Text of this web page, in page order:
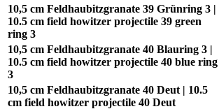
10,5 cm Feldhaubitzgranate 39 Grünring 3 |
10.5 cm field howitzer projectile 39 green
ring 3
10,5 cm Feldhaubitzgranate 40 Blauring 3 |
10.5 cm field howitzer projectile 40 blue ring
3
10,5 cm Feldhaubitzgranate 40 Deut | 10.5
cm field howitzer projectile 40 Deut